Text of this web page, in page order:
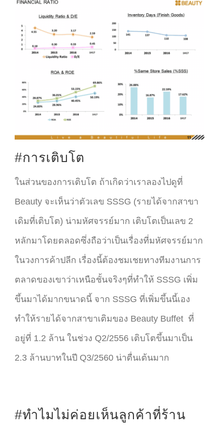
#การเติบโต
ในส่วนของการเติบโต ถ้าเกิดว่าเราลองไปดูที่
Beauty จะเห็นว่าตัวเลข SSSG (รายได้จากสาขา
เดิมที่เติบโต) น่ามหัศจรรย์มาก เติบโตเป็นเลข 2
หลักมาโดยตลอดซึ่งถือว่าเป็นเรื่องที่มหัศจรรย์มาก
ในวงการค้าปลีก เรื่องนี้ต้องชมเชยทางทีมงานการ
ตลาดของเขาว่าเหนือชั้นจริงๆที่ทำให้ SSSG เพิ่ม
ขึ้นมาได้มากขนาดนี้ จาก SSSG ที่เพิ่มขึ้นนี้เอง
ทำให้รายได้จากสาขาเติมของ Beauty Buffet ที่
อยู่ที่ 1.2 ล้าน ในช่วง Q2/2556 เติบโตขึ้นมาเป็น
2.3 ล้านบาทในปี Q3/2560 น่าตื่นเต้นมาก
#ทำไมไม่ค่อยเห็นลูกค้าที่ร้าน